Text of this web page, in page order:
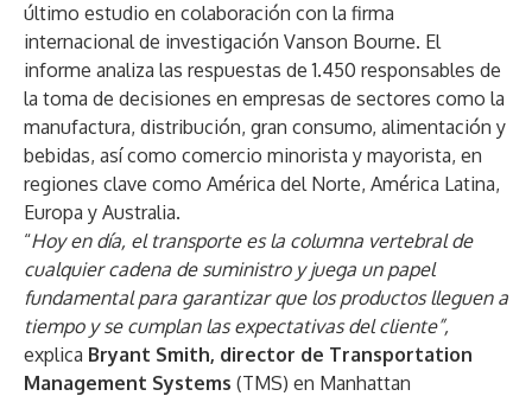
último estudio en colaboración con la firma
internacional de investigación Vanson Bourne. El
informe analiza las respuestas de 1.450 responsables de
la toma de decisiones en empresas de sectores como la
manufactura, distribución, gran consumo, alimentación y
bebidas, así como comercio minorista y mayorista, en
regiones clave como América del Norte, América Latina,
Europa y Australia.
“Hoy en día, el transporte es la columna vertebral de
cualquier cadena de suministro y juega un papel
fundamental para garantizar que los productos lleguen a
tiempo y se cumplan las expectativas del cliente”,
explica Bryant Smith, director de Transportation
Management Systems (TMS) en Manhattan